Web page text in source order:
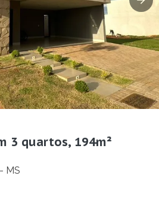
3 quartos, 194m²
MS